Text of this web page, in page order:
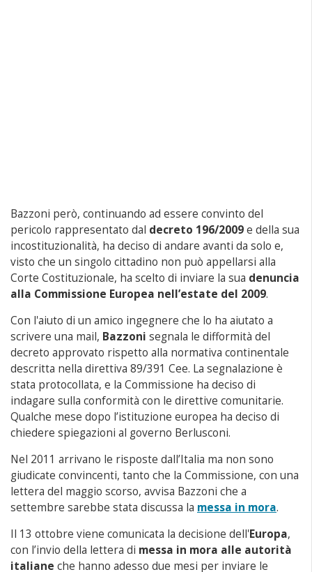
Bazzoni però, continuando ad essere convinto del
pericolo rappresentato dal decreto 196/2009e della sua
incostituzionalità, ha deciso di andare avanti da solo e,
visto che un singolo cittadino non può appellarsi alla
Corte Costituzionale, ha scelto di inviare la sua denuncia
alla Commissione Europea nell’estate del 2009.
Con l'aiuto di un amico ingegnere che lo ha aiutato a
scrivere una mail, Bazzoni segnala le difformità del
decreto approvato rispetto alla normativa continentale
descritta nella direttiva 89/391 Cee. La segnalazione è
stata protocollata, e la Commissione ha deciso di
indagare sulla conformità con le direttive comunitarie.
Qualche mese dopo l’istituzione europea ha deciso di
chiedere spiegazioni al governo Berlusconi.
Nel 2011 arrivano le risposte dall’Italia ma non sono
giudicate convincenti, tanto che la Commissione, con una
lettera del maggio scorso, avvisa Bazzoni che a
settembre sarebbe stata discussa la messa in mora.
Il 13 ottobre viene comunicata la decisione dell'Europa,
con l’invio della lettera di messa in mora alle autorità
italiane che hanno adesso due mesi per inviare le